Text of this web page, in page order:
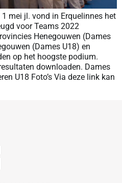
1 mei jl. vond in Erquelinnes het
voor Teams 2022
Henegouwen (Dames
(Dames U18) en
op het hoogste podium.
downloaden. Dames
U18 Foto’s Via deze link kan